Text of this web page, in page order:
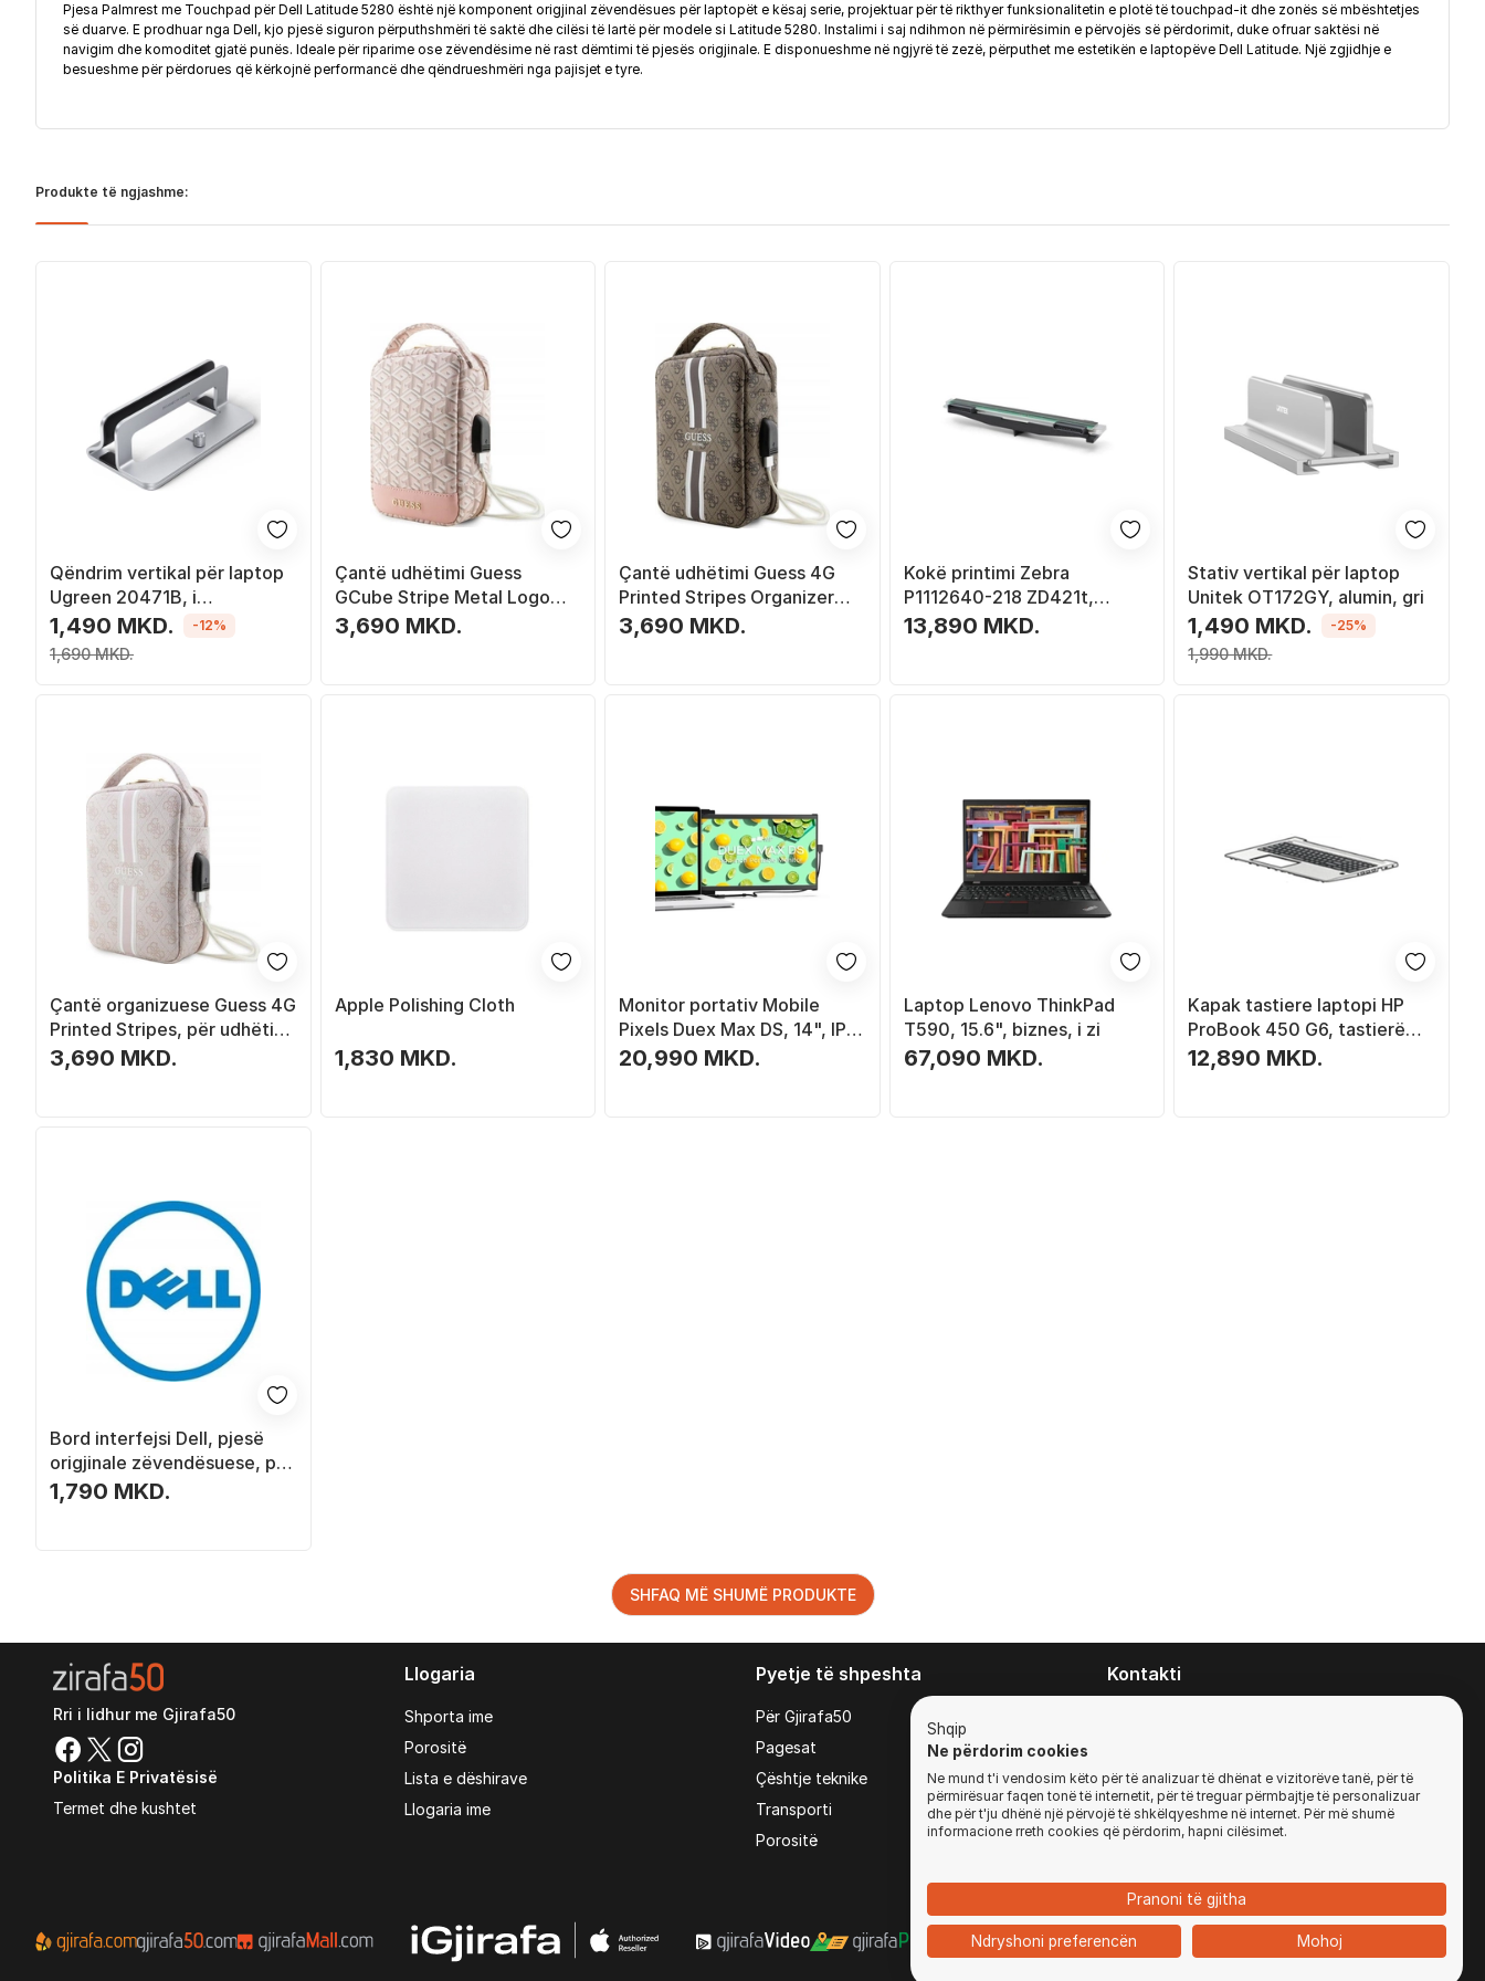
Pjesa Palmrest me Touchpad për Dell Latitude 5280 është një komponent origjinal zëvendësues për laptopët e kësaj serie, projektuar për të rikthyer funksionalitetin e plotë të touchpad-it dhe zonës së mbështetjes
së duarve. E prodhuar nga Dell, kjo pjesë siguron përputhshmëri të saktë dhe cilësi të lartë për modele si Latitude 5280. Instalimi i saj ndihmon në përmirësimin e përvojës së përdorimit, duke ofruar saktësi në
navigim dhe komoditet gjatë punës. Ideale për riparime ose zëvendësime në rast dëmtimi të pjesës origjinale. E disponueshme në ngjyrë të zezë, përputhet me estetikën e laptopëve Dell Latitude. Një zgjidhje e
besueshme për përdorues që kërkojnë performancë dhe qëndrueshmëri nga pajisjet e tyre.
Produkte të ngjashme:
Qëndrim vertikal për laptop
Ugreen 20471B, i
rregullueshëm, alumin,
argjendtë
1,490 MKD.
1,690 MKD.
-12%
Çantë udhëtimi Guess
GCube Stripe Metal Logo
Organizer, rozë
3,690 MKD.
Çantë udhëtimi Guess 4G
Printed Stripes Organizer
GUHBP4RPSW, organizuese,
kafe
3,690 MKD.
Kokë printimi Zebra
P1112640-218 ZD421t,
203dpi, termike, e zezë
13,890 MKD.
Stativ vertikal për laptop
Unitek OT172GY, alumin, gri
1,490 MKD.
1,990 MKD.
-25%
Çantë organizuese Guess 4G
Printed Stripes, për udhëtim,
rozë
3,690 MKD.
Apple Polishing Cloth
1,830 MKD.
Monitor portativ Mobile
Pixels Duex Max DS, 14", IPS,
i zi
20,990 MKD.
Laptop Lenovo ThinkPad
T590, 15.6", biznes, i zi
67,090 MKD.
Kapak tastiere laptopi HP
ProBook 450 G6, tastierë
belge, i zi
12,890 MKD.
Bord interfejsi Dell, pjesë
origjinale zëvendësuese, për
kompjuter dhe server Dell
1,790 MKD.
SHFAQ MË SHUMË PRODUKTE
Rri i lidhur me Gjirafa50
Politika E Privatësisë
Termet dhe kushtet
Llogaria
Shporta ime
Porositë
Lista e dëshirave
Llogaria ime
Pyetje të shpeshta
Për Gjirafa50
Pagesat
Çështje teknike
Transporti
Porositë
Kontakti
Për kërkesa të ofertave:
b2b@zirafa50.mk
Shqip
Ne përdorim cookies
Ne mund t'i vendosim këto për të analizuar të dhënat e vizitorëve tanë, për të
përmirësuar faqen tonë të internetit, për të treguar përmbajtje të personalizuar
dhe për t'ju dhënë një përvojë të shkëlqyeshme në internet. Për më shumë
informacione rreth cookies që përdorim, hapni cilësimet.
Pranoni të gjitha
Ndryshoni preferencën Mohoj